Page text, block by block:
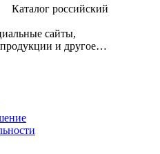
Каталог российский
сайты,
и другое…